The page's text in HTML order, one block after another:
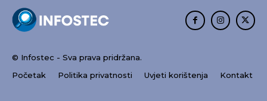
© Infostec - Sva prava pridržana.
Početak
Politika privatnosti Uvjeti korištenja Kontakt